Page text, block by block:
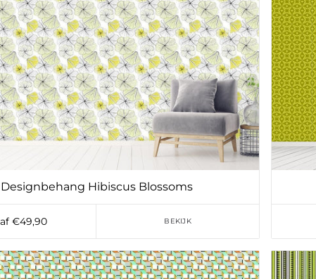
Toevoegen aan verlanglijst
Designbehang Hibiscus Blossoms
€49,90 BEKIJK